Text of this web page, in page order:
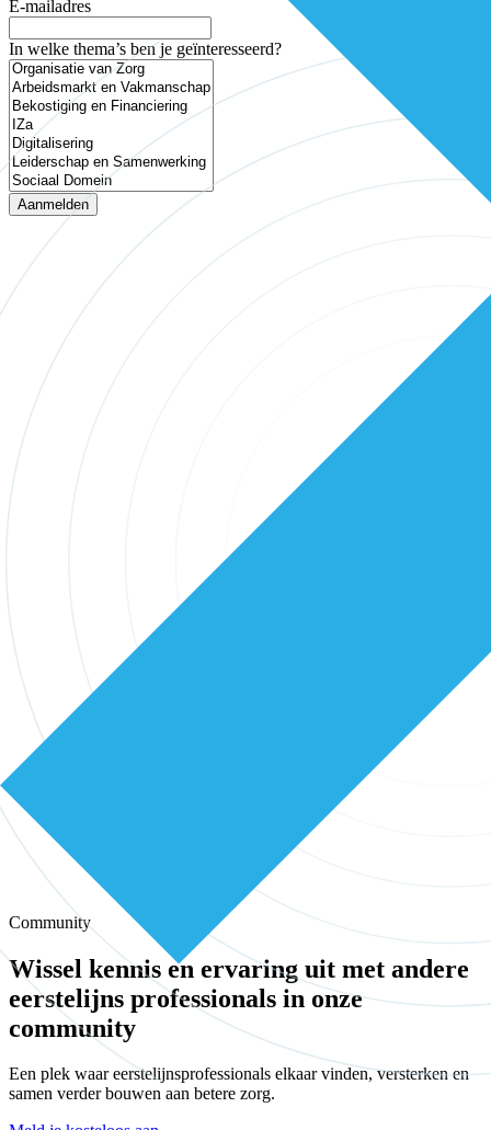
E-mailadres
In welke thema’s ben je geïnteresseerd?
Aanmelden
Community
Wissel kennis en ervaring uit met andere
eerstelijns professionals in onze
community
Een plek waar eerstelijnsprofessionals elkaar vinden, versterken en
samen verder bouwen aan betere zorg.